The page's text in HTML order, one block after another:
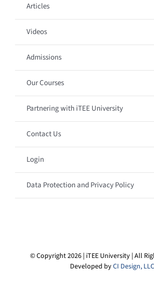
Articles
Videos
Admissions
Our Courses
Partnering with iTEE University
Contact Us
Login
Data Protection and Privacy Policy
© Copyright 2026 | iTEE University | All
Developed byCI Design, LLC